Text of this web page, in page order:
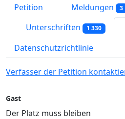
Petition Meldungen 3
Unterschriften 1 330
Datenschutzrichtlinie
Verfasser der Petition
Gast
Der Platz muss bleiben